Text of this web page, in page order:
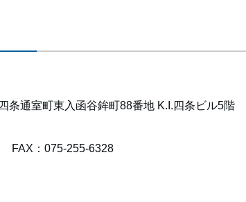
条通室町東入函谷鉾町88番地 K.I.四条ビル5階
FAX：075-255-6328